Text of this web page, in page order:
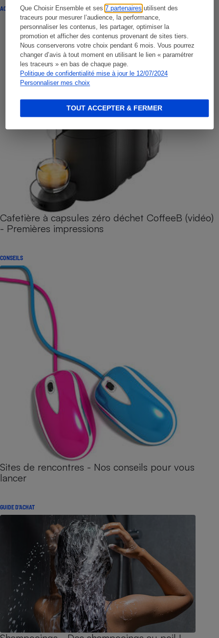
Que Choisir Ensemble et ses7 partenaires utilisent des
traceurs pour mesurer l’audience, la performance,
personnaliser les contenus, les partager, optimiser la
promotion et afficher des contenus provenant de sites tiers.
Nous conserverons votre choix pendant 6 mois. Vous pourrez
changer d’avis à tout moment en utilisant le lien « paramétrer
les traceurs » en bas de chaque page.
Politique de confidentialité mise à jour le 12/07/2024
Personnaliser mes choix
TOUT ACCEPTER & FERMER
ACTUALITÉ
Cafetière à capsules zéro déchet CoffeeB (vidéo)
- Premières impressions
CONSEILS
Sites de rencontres - Nos conseils pour vous
lancer
GUIDE D'ACHAT